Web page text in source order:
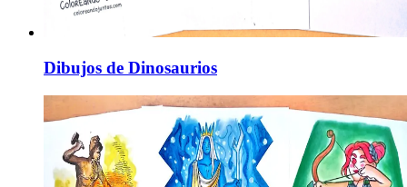
Dibujos de Dinosaurios